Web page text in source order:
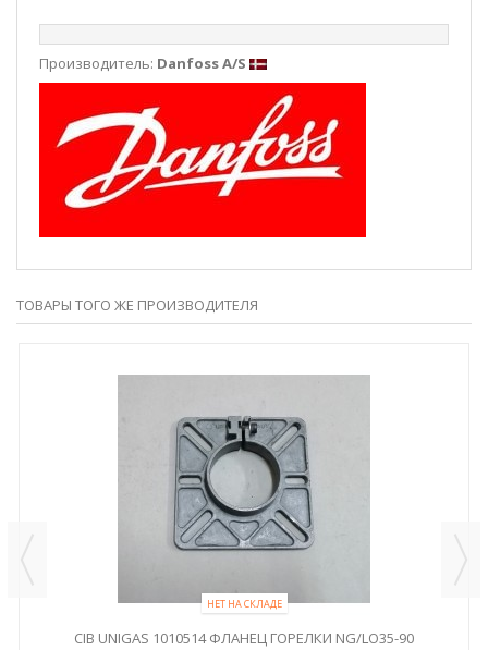
Производитель: Danfoss A/S
ТОВАРЫ ТОГО ЖЕ ПРОИЗВОДИТЕЛЯ
НЕТ НА СКЛАДЕ
CIB UNIGAS 1010514 ФЛАНЕЦ ГОРЕЛКИ NG/LO35-90